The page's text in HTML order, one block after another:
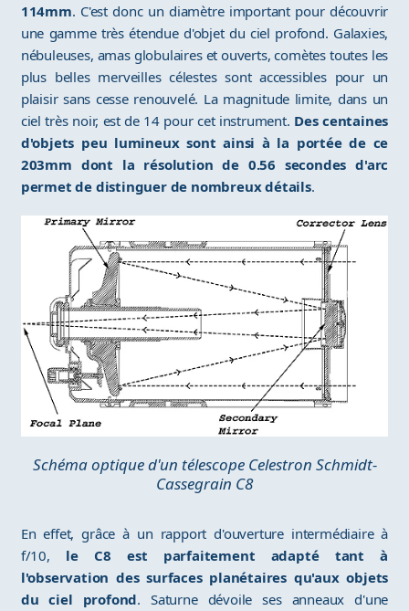
114mm. C'est donc un diamètre important pour découvrir
une gamme très étendue d'objet du ciel profond. Galaxies,
nébuleuses, amas globulaires et ouverts, comètes toutes les
plus belles merveilles célestes sont accessibles pour un
plaisir sans cesse renouvelé. La magnitude limite, dans un
ciel très noir, est de 14 pour cet instrument. Des centaines
d'objets peu lumineux sont ainsi à la portée de ce
203mm dont la résolution de 0.56 secondes d'arc
permet de distinguer de nombreux détails.
Schéma optique d'un télescope Celestron Schmidt-
Cassegrain C8
En effet, grâce à un rapport d'ouverture intermédiaire à
f/10, le C8 est parfaitement adapté tant à
l'observation des surfaces planétaires qu'aux objets
du ciel profond. Saturne dévoile ses anneaux d'une